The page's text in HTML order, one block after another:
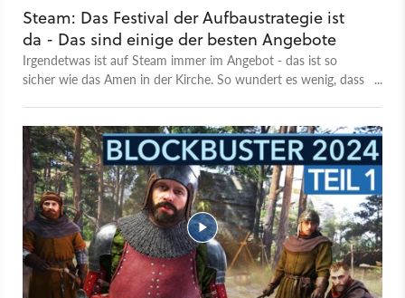
Steam: Das Festival der Aufbaustrategie ist
da - Das sind einige der besten Angebote
Irgendetwas ist auf Steam immer im Angebot - das ist so
sicher wie das Amen in der Kirche. So wundert es wenig, dass
Aufbauspiele. Wenn ihr also schon immer euer eigenes
mittelalterliches Königreich, eine moderne Metropole oder
dystopische Siedlung errichten wolltet, dann ist jetzt eure Zeit
gekommen. Vom 24. bis zum 31. März könnt ihr viele Titel aus
dem Aufbau-Genre satt reduziert abgreifen. Im Angebot sind
unter anderem Pioneers of Pagonia, Frostpunk und Manor
Lords. Eine Übersicht zum Sale findet ihr hier direkt bei Steam.
Natürlich werden wir euch in den nächsten Tagen auch noch
mit einigen Kaufberatungen zum Sale unterstützen.